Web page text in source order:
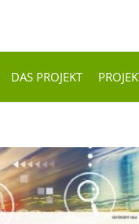
DAS PROJEKT